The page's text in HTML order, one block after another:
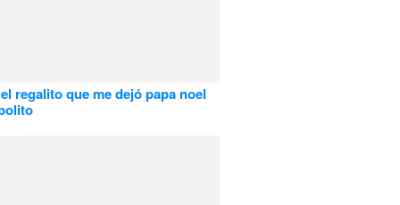
regalito que me dejó papa noel